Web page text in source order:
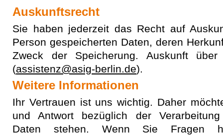
Auskunftsrecht
Sie haben jederzeit das Recht auf
Person gespeicherten Daten, deren
Zweck der Speicherung. Auskunft
(assistenz@asig-berlin.de).
Weitere Informationen
Ihr Vertrauen ist uns wichtig. Daher
und Antwort bezüglich der
Daten stehen. Wenn Sie Fragen